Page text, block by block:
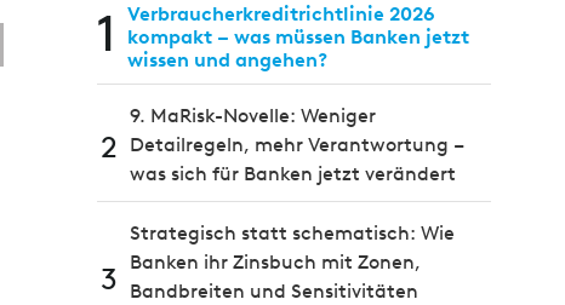
1
Verbraucherkreditrichtlinie 2026
kompakt – was müssen Banken jetzt
wissen und angehen?
2
9. MaRisk-Novelle: Weniger
Detailregeln, mehr Verantwortung –
was sich für Banken jetzt verändert
3
Strategisch statt schematisch: Wie
Banken ihr Zinsbuch mit Zonen,
Bandbreiten und Sensitivitäten